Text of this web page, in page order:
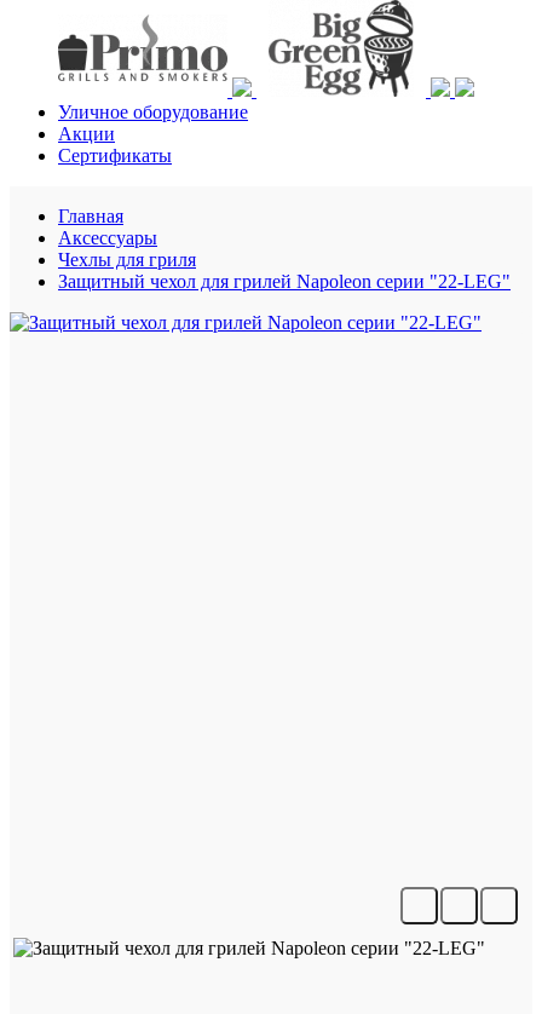
Уличное оборудование
Акции
Сертификаты
Главная
Аксессуары
Чехлы для гриля
Защитный чехол для грилей Napoleon серии "22-LEG"